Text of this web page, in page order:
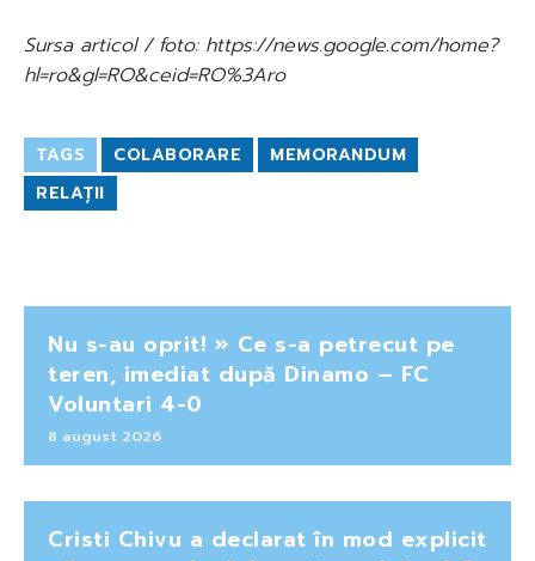
Sursa articol / foto: https://news.google.com/home?
hl=ro&gl=RO&ceid=RO%3Aro
TAGS COLABORARE
MEMORANDUM
RELAȚII
Nu s-au oprit! » Ce s-a petrecut pe
teren, imediat după Dinamo – FC
Voluntari 4-0
8 august 2026
Cristi Chivu a declarat în mod explicit